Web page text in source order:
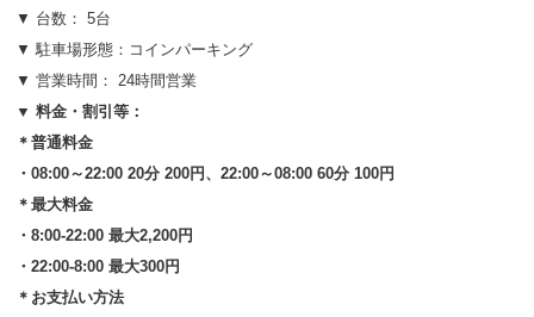
▼ 台数： 5台
▼ 駐車場形態：コインパーキング
▼ 営業時間： 24時間営業
▼ 料金・割引等：
＊普通料金
・08:00～22:00 20分 200円、22:00～08:00 60分 100円
＊最大料金
・8:00-22:00 最大2,200円
・22:00-8:00 最大300円
＊お支払い方法